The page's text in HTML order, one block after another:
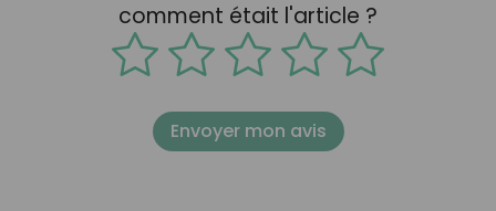
comment était l'article ?
Envoyer mon avis